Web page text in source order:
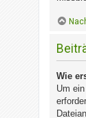
Wie
Um